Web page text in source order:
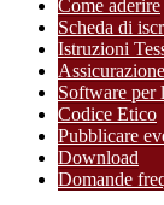
Come aderire
Scheda di
Istruzioni
Software per
Codice Etico
Pubblicare
Download
Domande